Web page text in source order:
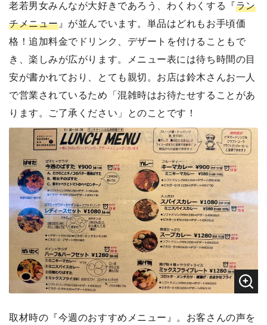
老若男女みんなが大好きであろう、わくわくする『ラン
チメニュー』が並んでいます。単品はどれもお手頃価
格！追加料金でドリンク、デザートを付けることもで
き、楽しみが広がります。メニュー表には待ち時間の目
安が書かれており、とても親切。お店は鈴木さんお一人
で営業されているため「混雑時はお待たせすることがあ
ります。ご了承ください」とのことです！
取材時の『今週のおすすめメニュー』。お客さんの声を